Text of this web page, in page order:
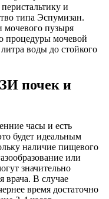
и
типа Эспумизан.
мочевого пузыря
процедуры мочевой
воды до стойкого
почек и
часы и есть
будет идеальным
наличие пищевого
или
значительно
врача. В случае
время достаточно